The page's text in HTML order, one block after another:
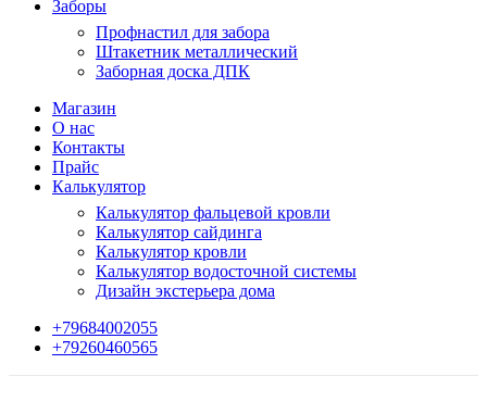
Заборы
Профнастил для забора
Штакетник металлический
Заборная доска ДПК
Магазин
О нас
Контакты
Прайс
Калькулятор
Калькулятор фальцевой кровли
Калькулятор сайдинга
Калькулятор кровли
Калькулятор водосточной системы
Дизайн экстерьера дома
+79684002055
+79260460565